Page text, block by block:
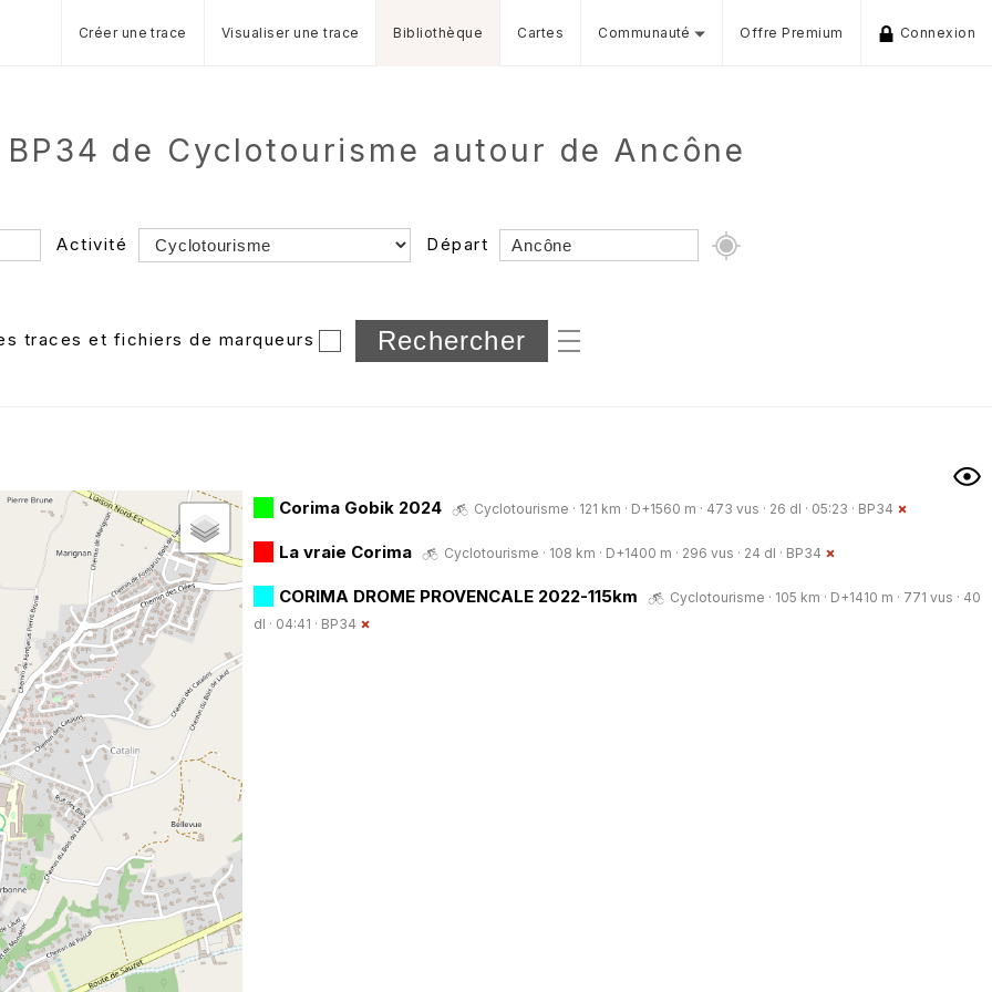
Créer une trace Visualiser une trace Bibliothèque Cartes Communauté Offre Premium Connexion
de Cyclotourisme autour de Ancône
Activité Départ
Dossier
et sous-dossiers
traces et fichiers de marqueurs
Corima Gobik 2024 Cyclotourisme · 121 km · D+1560 m · 473 vus · 26 dl · 05:23 · BP34
La vraie Corima Cyclotourisme · 108 km · D+1400 m · 296 vus · 24 dl · BP34
CORIMA DROME PROVENCALE 2022-115km
Cyclotourisme · 105 km · D+1410 m · 771 vus · 40
dl · 04:41 · BP34